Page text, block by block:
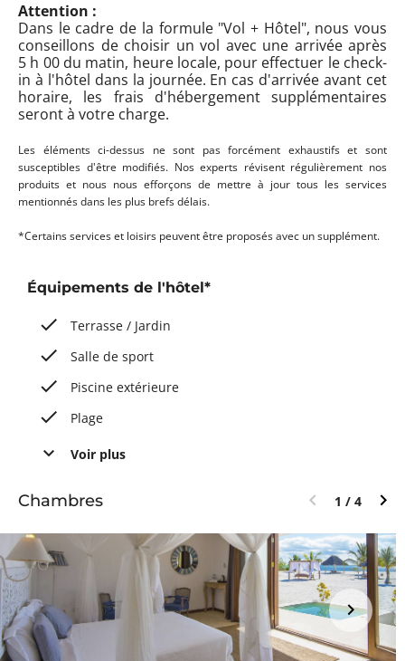
Attention :
Dans le cadre de la formule "Vol + Hôtel", nous vous
conseillons de choisir un vol avec une arrivée après
5 h 00 du matin, heure locale, pour effectuer le check-
in à l'hôtel dans la journée. En cas d'arrivée avant cet
horaire, les frais d'hébergement supplémentaires
seront à votre charge.
Les éléments ci-dessus ne sont pas forcément exhaustifs et sont
susceptibles d'être modifiés. Nos experts révisent régulièrement nos
produits et nous nous efforçons de mettre à jour tous les services
mentionnés dans les plus brefs délais.
*Certains services et loisirs peuvent être proposés avec un supplément.
Équipements de l'hôtel*
Terrasse / Jardin
Salle de sport
Piscine extérieure
Plage
Voir plus
Chambres 1 / 4